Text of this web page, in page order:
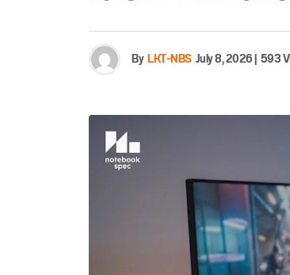
ByLKT-NBSJuly 8, 2026|593